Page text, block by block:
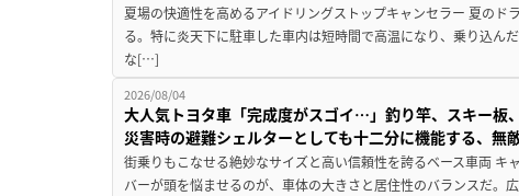
夏場の快適性を高めるアイドリングストップキャンセラー 夏のド
る。特に炎天下に駐車した車内は短時間で高温になり、乗り込ん
な[…]
2026/08/04
大人気トヨタ車「完成度がスゴイ…」釣り竿、スキー板
災害時の避難シェルターとしても十二分に機能する、無敵
街乗りもこなせる絶妙なサイズと高い信頼性を誇るベース車両 キ
バーが頭を悩ませるのが、車体の大きさと居住性のバランスだ。